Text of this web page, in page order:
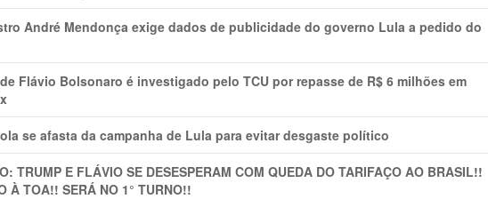
André Mendonça exige dados de publicidade do governo Lula a pedido do
Flávio Bolsonaro é investigado pelo TCU por repasse de R$ 6 milhões em
se afasta da campanha de Lula para evitar desgaste político
TRUMP E FLÁVIO SE DESESPERAM COM QUEDA DO TARIFAÇO AO BRASIL!!
À TOA!! SERÁ NO 1° TURNO!!